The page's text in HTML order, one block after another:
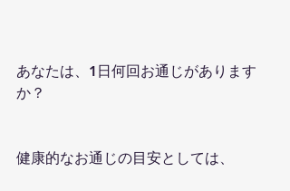
あなたは、1日何回お通じがあります
か？
健康的なお通じの目安としては、